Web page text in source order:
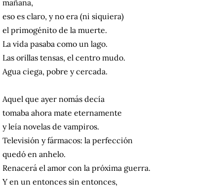
mañana,
eso es claro, y no era (ni siquiera)
el primogénito de la muerte.
La vida pasaba como un lago.
Las orillas tensas, el centro mudo.
Agua ciega, pobre y cercada.
Aquel que ayer nomás decía
tomaba ahora mate eternamente
y leía novelas de vampiros.
Televisión y fármacos: la perfección
quedó en anhelo.
Renacerá el amor con la próxima guerra.
Y en un entonces sin entonces,